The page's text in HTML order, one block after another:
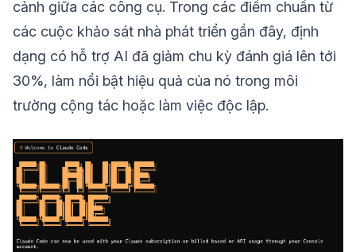
cảnh giữa các công cụ. Trong các điểm chuẩn từ
các cuộc khảo sát nhà phát triển gần đây, định
dạng có hỗ trợ AI đã giảm chu kỳ đánh giá lên tới
30%, làm nổi bật hiệu quả của nó trong môi
trường cộng tác hoặc làm việc độc lập.